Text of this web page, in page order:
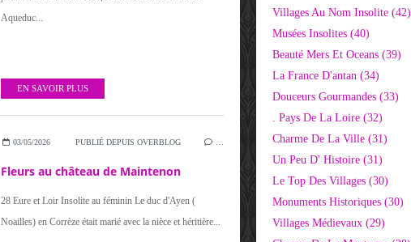
Aqueduc...
EN SAVOIR PLUS
03/05/2026 PUBLIÉ DEPUIS OVERBLOG
Fleurs au château de Maintenon
28 Eure et Loir Insolite au féminin Le duc d'Ayen (
Noailles) en Corrèze était marié avec la nièce et héritière...
Villages Au Nom Insolite (42)
Musées Insolites (40)
Beauté Mers Et Oceans (39)
La France D'antan (34)
Douceurs Gourmandes (33)
. Pays De La Loire (32)
Charme De La Ville (31)
Un Peu D' Histoire (31)
Le Top Des Villages (30)
Monuments Historiques (30)
Villages Médievaux (29)